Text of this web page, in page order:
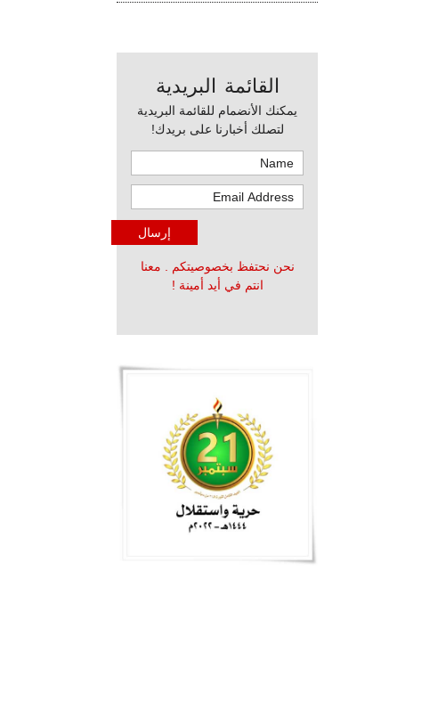
القائمة البريدية
يمكنك الأنضمام للقائمة البريدية
لتصلك أخبارنا على بريدك!
نحن نحتفظ بخصوصيتكم . معنا
انتم في أيد أمينة !